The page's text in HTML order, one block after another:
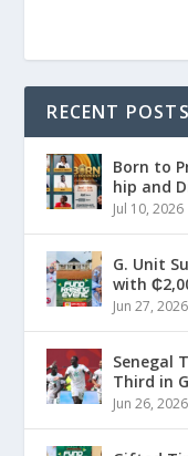
RECENT POSTS
Born to
hip and
Jul 10, 2026
G. Unit
with
Jun 27, 2026
Senegal
Third in
Jun 26, 2026